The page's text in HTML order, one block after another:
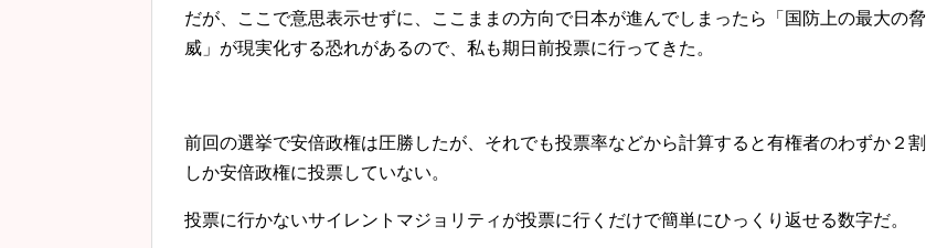
だが、ここで意思表示せずに、ここままの方向で日本が進んでしまったら「国防上の最大の脅
威」が現実化する恐れがあるので、私も期日前投票に行ってきた。
前回の選挙で安倍政権は圧勝したが、それでも投票率などから計算すると有権者のわずか２割
しか安倍政権に投票していない。
投票に行かないサイレントマジョリティが投票に行くだけで簡単にひっくり返せる数字だ。